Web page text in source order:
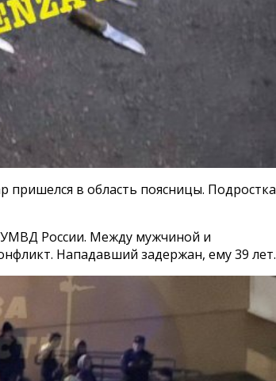
в область поясницы. Подростка
России. Между мужчиной и
Нападавший задержан, ему 39 лет.